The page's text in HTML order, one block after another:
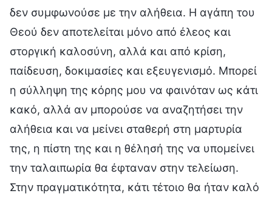
δεν συμφωνούσε με την αλήθεια. Η αγάπη του
Θεού δεν αποτελείται μόνο από έλεος και
στοργική καλοσύνη, αλλά και από κρίση,
παίδευση, δοκιμασίες και εξευγενισμό. Μπορεί
η σύλληψη της κόρης μου να φαινόταν ως κάτι
κακό, αλλά αν μπορούσε να αναζητήσει την
αλήθεια και να μείνει σταθερή στη μαρτυρία
της, η πίστη της και η θέλησή της να υπομείνει
την ταλαιπωρία θα έφταναν στην τελείωση.
Στην πραγματικότητα, κάτι τέτοιο θα ήταν καλό